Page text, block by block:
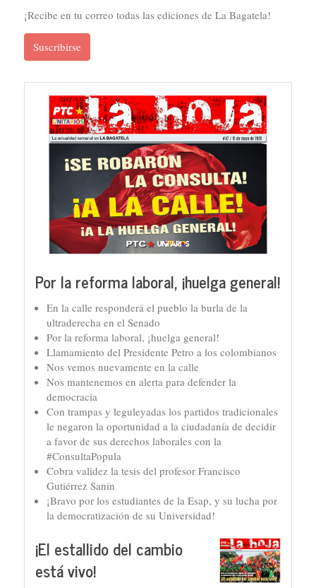
¡Recibe en tu correo todas las ediciones de La Bagatela!
Suscribirse
Por la reforma laboral, ¡huelga general!
En la calle responderá el pueblo la burla de la
ultraderecha en el Senado
Por la reforma laboral, ¡huelga general!
Llamamiento del Presidente Petro a los colombianos
Nos vemos nuevamente en la calle
Nos mantenemos en alerta para defender la
democracia
Con trampas y leguleyadas los partidos tradicionales
le negaron la oportunidad a la ciudadanía de decidir
a favor de sus derechos laborales con la
#ConsultaPopula
Cobra validez la tesis del profesor Francisco
Gutiérrez Sanín
¡Bravo por los estudiantes de la Esap, y su lucha por
la democratización de su Universidad!
¡El estallido del cambio
está vivo!